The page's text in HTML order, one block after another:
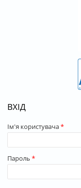
ВХІД
Ім'я користувача*
Пароль *